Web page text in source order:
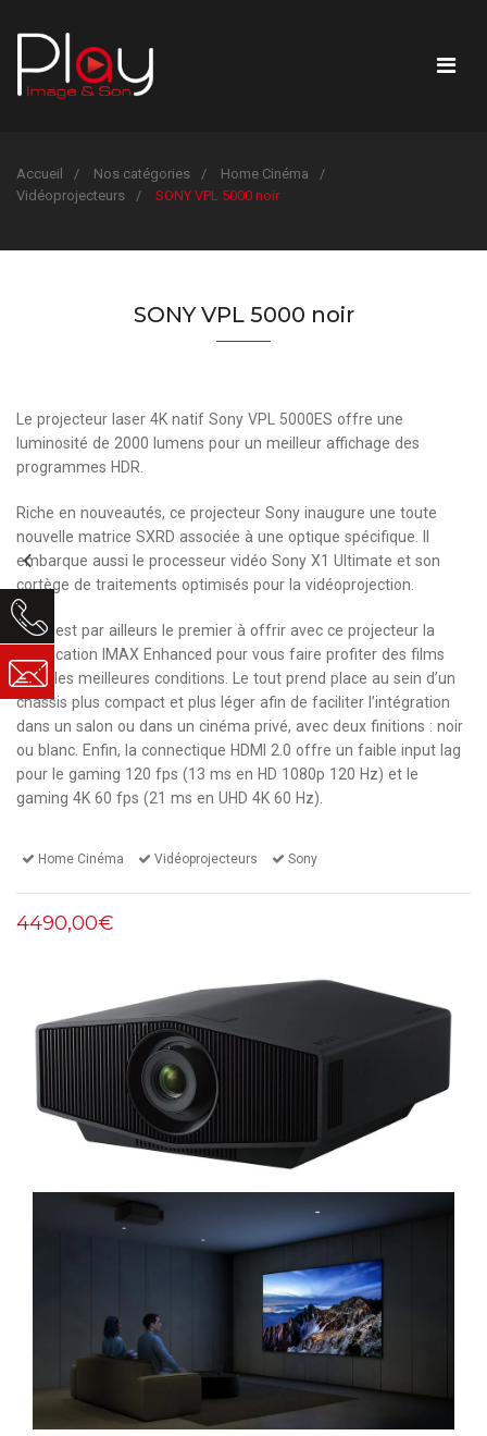
Accueil Nos catégories
Home Cinéma
Vidéoprojecteurs
SONY VPL 5000 noir
SONY VPL 5000 noir
Le projecteur laser 4K natif Sony VPL 5000ES offre une
luminosité de 2000 lumens pour un meilleur affichage des
programmes HDR.
Riche en nouveautés, ce projecteur Sony inaugure une toute
nouvelle matrice SXRD associée à une optique spécifique. Il
embarque aussi le processeur vidéo Sony X1 Ultimate et son
cortège de traitements optimisés pour la vidéoprojection.
Sony est par ailleurs le premier à offrir avec ce projecteur la
certification IMAX Enhanced pour vous faire profiter des films
dans les meilleures conditions. Le tout prend place au sein d’un
châssis plus compact et plus léger afin de faciliter l’intégration
dans un salon ou dans un cinéma privé, avec deux finitions : noir
ou blanc. Enfin, la connectique HDMI 2.0 offre un faible input lag
pour le gaming 120 fps (13 ms en HD 1080p 120 Hz) et le
gaming 4K 60 fps (21 ms en UHD 4K 60 Hz).
Home Cinéma Vidéoprojecteurs Sony
4490,00€